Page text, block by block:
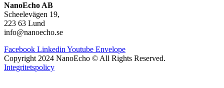
NanoEcho AB
Scheelevägen 19,
223 63 Lund
info@nanoecho.se
Facebook Linkedin Youtube Envelope
Copyright 2024 NanoEcho © All Rights Reserved.
Integritetspolicy